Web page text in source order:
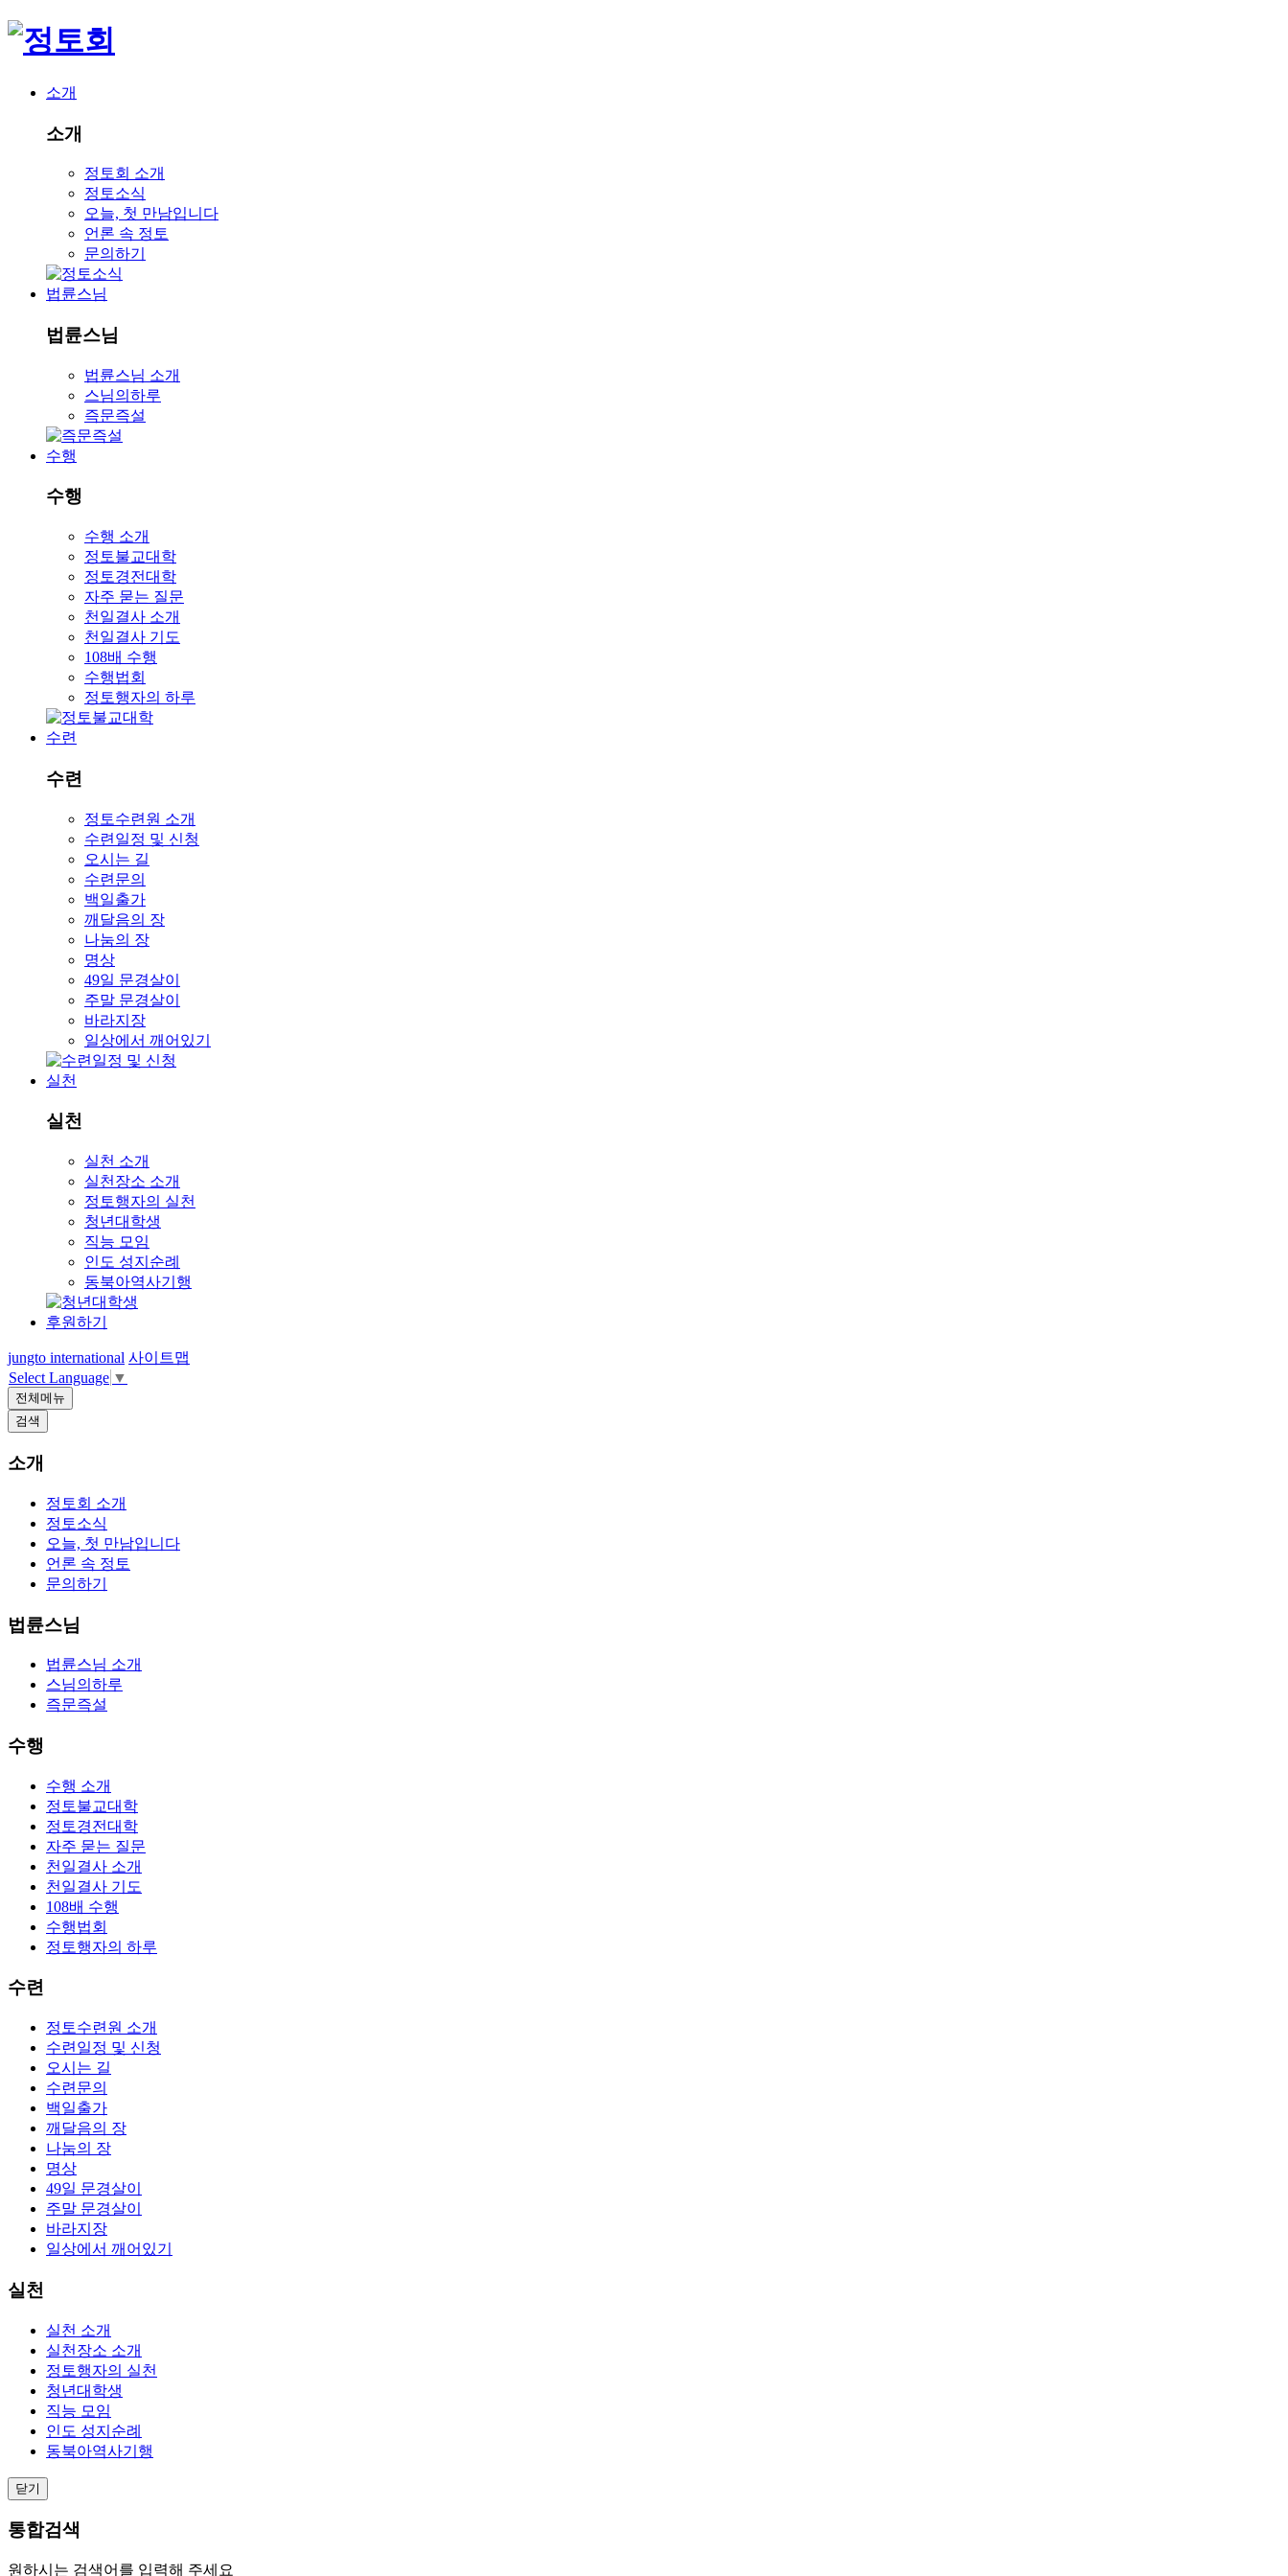
소개
소개
정토회 소개
정토소식
오늘, 첫 만남입니다
언론 속 정토
문의하기
법륜스님
법륜스님
법륜스님 소개
스님의하루
즉문즉설
수행
수행
수행 소개
정토불교대학
정토경전대학
자주 묻는 질문
천일결사 소개
천일결사 기도
108배 수행
수행법회
정토행자의 하루
수련
수련
정토수련원 소개
수련일정 및 신청
오시는 길
수련문의
백일출가
깨달음의 장
나눔의 장
명상
49일 문경살이
주말 문경살이
바라지장
일상에서 깨어있기
실천
실천
실천 소개
실천장소 소개
정토행자의 실천
청년대학생
직능 모임
인도 성지순례
동북아역사기행
후원하기
jungto international 사이트맵
Select Language ▼
전체메뉴
검색
소개
정토회 소개
정토소식
오늘, 첫 만남입니다
언론 속 정토
문의하기
법륜스님
법륜스님 소개
스님의하루
즉문즉설
수행
수행 소개
정토불교대학
정토경전대학
자주 묻는 질문
천일결사 소개
천일결사 기도
108배 수행
수행법회
정토행자의 하루
수련
정토수련원 소개
수련일정 및 신청
오시는 길
수련문의
백일출가
깨달음의 장
나눔의 장
명상
49일 문경살이
주말 문경살이
바라지장
일상에서 깨어있기
실천
실천 소개
실천장소 소개
정토행자의 실천
청년대학생
직능 모임
인도 성지순례
동북아역사기행
닫기
통합검색
원하시는 검색어를 입력해 주세요